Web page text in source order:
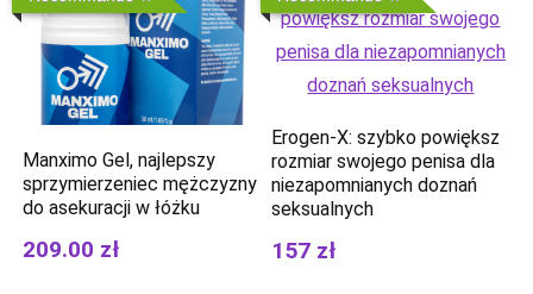
Manximo Gel, najlepszy
sprzymierzeniec mężczyzny
do asekuracji w łóżku
209.00 zł
Erogen-X: szybko powiększ
rozmiar swojego penisa dla
niezapomnianych doznań
seksualnych
157 zł